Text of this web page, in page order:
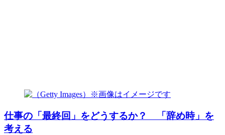
仕事の「最終回」をどうするか？ 「辞め時」を
考える